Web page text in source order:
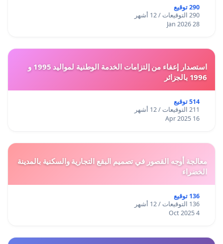
290 توقيع
290 التوقيعات / 12 أشهر
28 Jan 2026
استصدار إعفاء من إلتزامات الخدمة الوطنية لمواليد 1995 و
1996 بالجزائر
514 توقيع
211 التوقيعات / 12 أشهر
16 Apr 2025
معالجة أوجه القصور في تصميم البقع التجارية والسكنية بالمدينة
الخضراء
136 توقيع
136 التوقيعات / 12 أشهر
4 Oct 2025